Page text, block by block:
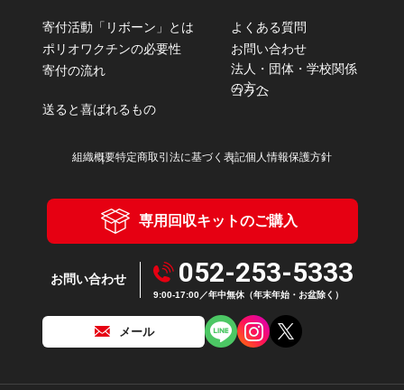
寄付活動「リボーン」とは
よくある質問
ポリオワクチンの必要性
お問い合わせ
寄付の流れ
法人・団体・学校関係
の方へ
送ると喜ばれるもの
コラム
組織概要特定商取引法に基づく表記個人情報保護方針
専用回収キットのご購入
お問い合わせ 052-253-5333
9:00-17:00／年中無休（年末年始・お盆除く）
メール